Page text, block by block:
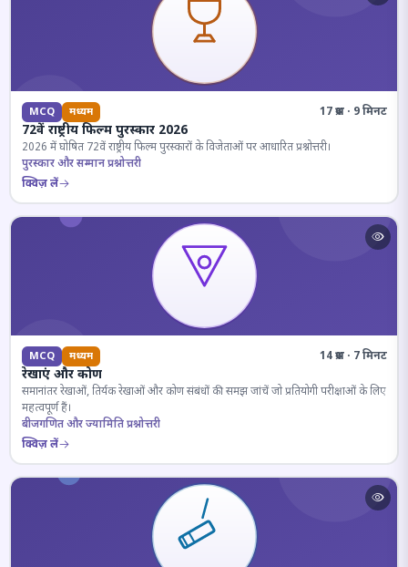
MCQ मध्यम 17 प्रश्न · 9 मिनट
72वें राष्ट्रीय फिल्म पुरस्कार 2026
2026 में घोषित 72वें राष्ट्रीय फिल्म पुरस्कारों के विजेताओं पर आधारित प्रश्नोत्तरी।
पुरस्कार और सम्मान प्रश्नोत्तरी
क्विज़ लें
MCQ मध्यम 14 प्रश्न · 7 मिनट
रेखाएं और कोण
समानांतर रेखाओं, तिर्यक रेखाओं और कोण संबंधों की समझ जांचें जो प्रतियोगी परीक्षाओं के लिए
महत्वपूर्ण हैं।
बीजगणित और ज्यामिति प्रश्नोत्तरी
क्विज़ लें